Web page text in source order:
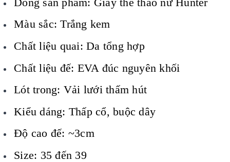
Màu sắc: Trắng kem
Chất liệu quai: Da tổng hợp
Chất liệu đế: EVA đúc nguyên khối
Lót trong: Vải lưới thấm hút
Kiểu dáng: Thấp cổ, buộc dây
Độ cao đế: ~3cm
Size: 35 đến 39